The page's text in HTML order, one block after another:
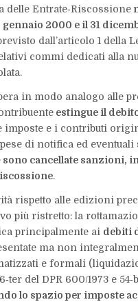
delle Entrate‑Riscossione
gennaio 2000 e il 31
dall’articolo 1 della
commi dedicati alla
in modo analogo alle
estingue il
imposte e i contributi
di notifica ed eventuali
sono cancellate sanzioni,
.
rispetto alle edizioni
più ristretto: la
principalmente ai debiti
ma non
e formali
del DPR 600/1973 e
lo spazio per imposte